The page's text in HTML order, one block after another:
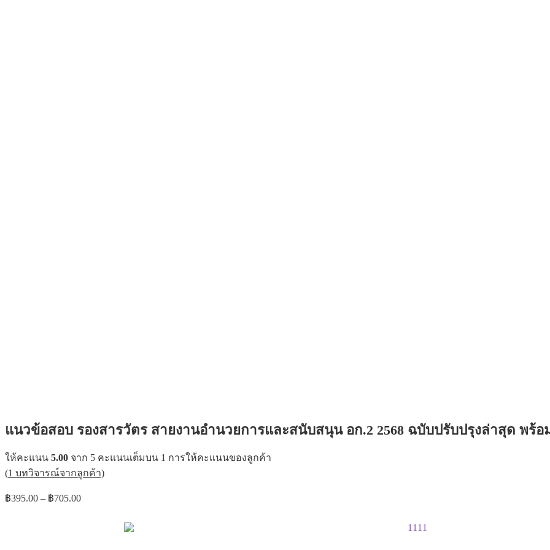
แนวข้อสอบ รองสารวัตร สายงานอำนวยการและสนับสนุน อก.2 2568 ฉบับปรับปรุงล่าสุด พร้อ
ให้คะแนน 5.00 จาก 5 คะแนนเต็มบน 1 การให้คะแนนของลูกค้า
(1 บทวิจารณ์จากลูกค้า)
฿395.00 – ฿705.00